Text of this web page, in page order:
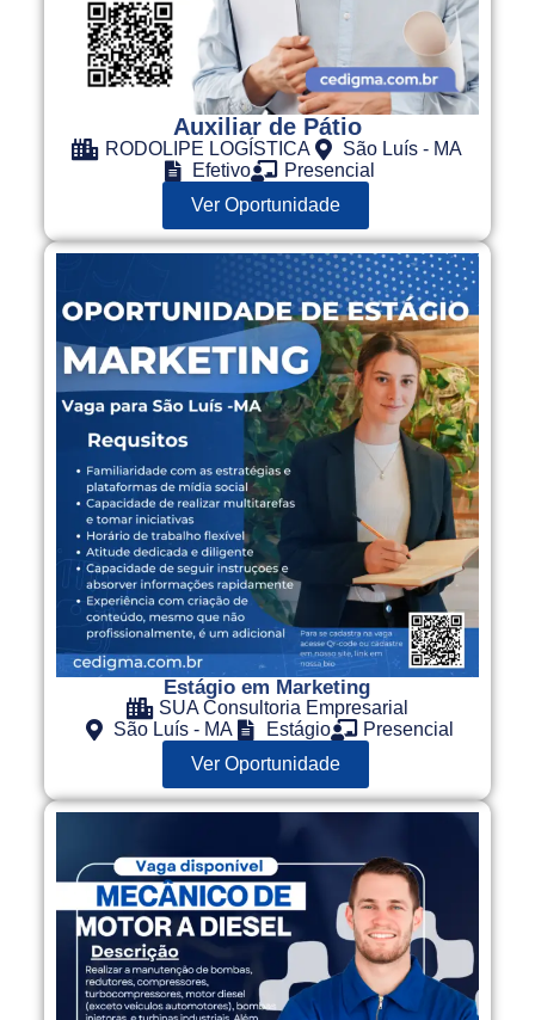
Auxiliar de Pátio
RODOLIPE LOGÍSTICA
São Luís - MA
Efetivo
Presencial
Ver Oportunidade
Estágio em Marketing
SUA Consultoria Empresarial
São Luís - MA
Estágio
Presencial
Ver Oportunidade